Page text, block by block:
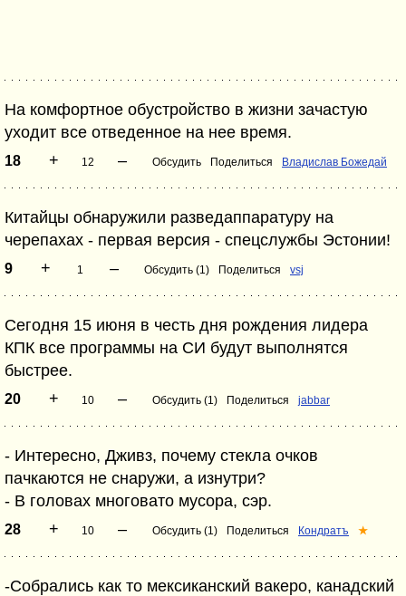
На комфортное обустройство в жизни зачастую
уходит все отведенное на нее время.
18 + 12 – Обсудить Поделиться Владислав Божедай
Китайцы обнаружили разведаппаратуру на
черепахах - первая версия - спецслужбы Эстонии!
9 + 1 – Обсудить (1) Поделиться vsj
Сегодня 15 июня в честь дня рождения лидера
КПК все программы на СИ будут выполнятся
быстрее.
20 + 10 – Обсудить (1) Поделиться jabbar
- Интересно, Дживз, почему стекла очков
пачкаются не снаружи, а изнутри?
- В головах многовато мусора, сэр.
28 + 10 – Обсудить (1) Поделиться Кондратъ ★
-Собрались как то мексиканский вакеро, канадский